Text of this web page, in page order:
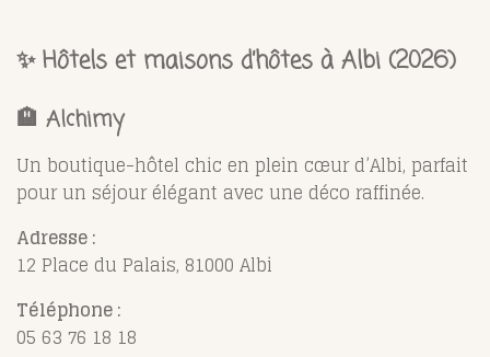
✨ Hôtels et maisons d’hôtes à Albi (2026)
🏨 Alchimy
Un boutique-hôtel chic en plein cœur d’Albi, parfait
pour un séjour élégant avec une déco raffinée.
Adresse :
12 Place du Palais, 81000 Albi
Téléphone :
05 63 76 18 18